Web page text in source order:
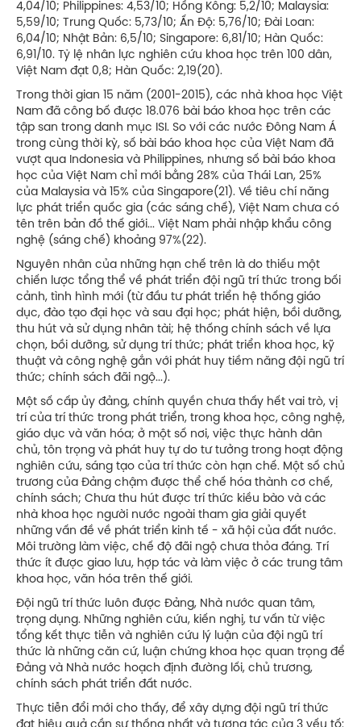
4,04/10; Philippines: 4,53/10; Hồng Kông: 5,2/10; Malaysia:
5,59/10; Trung Quốc: 5,73/10; Ấn Độ: 5,76/10; Đài Loan:
6,04/10; Nhật Bản: 6,5/10; Singapore: 6,81/10; Hàn Quốc:
6,91/10. Tỷ lệ nhân lực nghiên cứu khoa học trên 100 dân,
Việt Nam đạt 0,8; Hàn Quốc: 2,19(20).
Trong thời gian 15 năm (2001-2015), các nhà khoa học Việt
Nam đã công bố được 18.076 bài báo khoa học trên các
tập san trong danh mục ISI. So với các nước Đông Nam Á
trong cùng thời kỳ, số bài báo khoa học của Việt Nam đã
vượt qua Indonesia và Philippines, nhưng số bài báo khoa
học của Việt Nam chỉ mới bằng 28% của Thái Lan, 25%
của Malaysia và 15% của Singapore(21). Về tiêu chí năng
lực phát triển quốc gia (các sáng chế), Việt Nam chưa có
tên trên bản đồ thế giới... Việt Nam phải nhập khẩu công
nghệ (sáng chế) khoảng 97%(22).
Nguyên nhân của những hạn chế trên là do thiếu một
chiến lược tổng thể về phát triển đội ngũ trí thức trong bối
cảnh, tình hình mới (từ đầu tư phát triển hệ thống giáo
dục, đào tạo đại học và sau đại học; phát hiện, bồi dưỡng,
thu hút và sử dụng nhân tài; hệ thống chính sách về lựa
chọn, bồi dưỡng, sử dụng trí thức; phát triển khoa học, kỹ
thuật và công nghệ gắn với phát huy tiềm năng đội ngũ trí
thức; chính sách đãi ngộ...).
Một số cấp ủy đảng, chính quyền chưa thấy hết vai trò, vị
trí của trí thức trong phát triển, trong khoa học, công nghệ,
giáo dục và văn hóa; ở một số nơi, việc thực hành dân
chủ, tôn trọng và phát huy tự do tư tưởng trong hoạt động
nghiên cứu, sáng tạo của trí thức còn hạn chế. Một số chủ
trương của Đảng chậm được thể chế hóa thành cơ chế,
chính sách; Chưa thu hút được trí thức kiều bào và các
nhà khoa học người nước ngoài tham gia giải quyết
những vấn đề về phát triển kinh tế - xã hội của đất nước.
Môi trường làm việc, chế độ đãi ngộ chưa thỏa đáng. Trí
thức ít được giao lưu, hợp tác và làm việc ở các trung tâm
khoa học, văn hóa trên thế giới.
Đội ngũ trí thức luôn được Đảng, Nhà nước quan tâm,
trọng dụng. Những nghiên cứu, kiến nghị, tư vấn từ việc
tổng kết thực tiễn và nghiên cứu lý luận của đội ngũ trí
thức là những căn cứ, luận chứng khoa học quan trọng để
Đảng và Nhà nước hoạch định đường lối, chủ trương,
chính sách phát triển đất nước.
Thực tiễn đổi mới cho thấy, để xây dựng đội ngũ trí thức